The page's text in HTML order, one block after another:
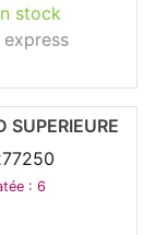
stock
SUPERIEURE
: 6